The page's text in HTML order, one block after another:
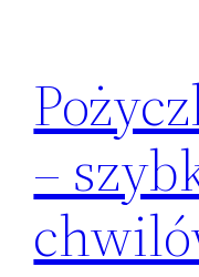
treści
–